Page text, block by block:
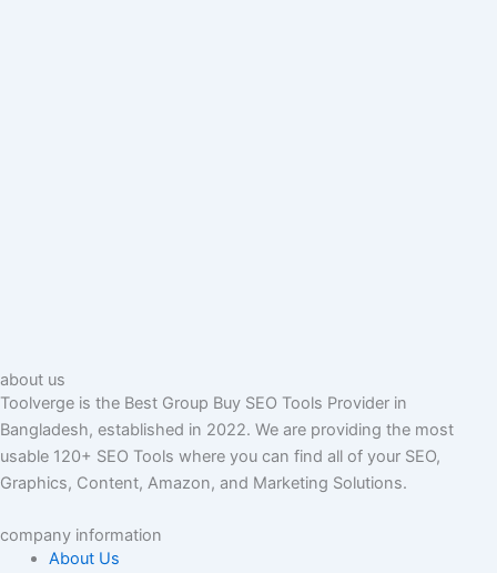
about us
Toolverge is the Best Group Buy SEO Tools Provider in
Bangladesh, established in 2022. We are providing the most
usable 120+ SEO Tools where you can find all of your SEO,
Graphics, Content, Amazon, and Marketing Solutions.
company information
About Us